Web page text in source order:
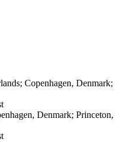
Copenhagen, Denmark;
Denmark; Princeton,